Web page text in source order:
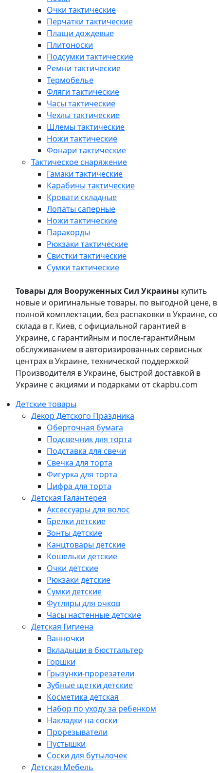
Очки тактические
Перчатки тактические
Плащи дождевые
Плитоноски
Подсумки тактические
Ремни тактические
Термобелье
Фляги тактические
Часы тактические
Чехлы тактические
Шлемы тактические
Ножи тактические
Фонари тактические
Тактическое снаряжение
Гамаки тактические
Карабины тактические
Кровати складные
Лопаты саперные
Ножи тактические
Паракорды
Рюкзаки тактические
Свистки тактические
Сумки тактические
Товары для Вооруженных Сил Украины купить
новые и оригинальные товары, по выгодной цене, в
полной комплектации, без распаковки в Украине, со
склада в г. Киев, с официальной гарантией в
Украине, с гарантийным и после-гарантийным
обслуживанием в авторизированных сервисных
центрах в Украине, технической поддержкой
Производителя в Украине, быстрой доставкой в
Украине с акциями и подарками от ckapbu.com
Детские товары
Декор Детского Праздника
Оберточная бумага
Подсвечник для торта
Подставка для свечи
Свечка для торта
Фигурка для торта
Цифра для торта
Детская Галантерея
Аксессуары для волос
Брелки детские
Зонты детские
Канцтовары детские
Кошельки детские
Очки детские
Рюкзаки детские
Сумки детские
Футляры для очков
Часы настенные детские
Детская Гигиена
Ванночки
Вкладыши в бюстгальтер
Горшки
Грызунки-прорезатели
Зубные щетки детские
Косметика детская
Набор по уходу за ребенком
Накладки на соски
Прорезыватели
Пустышки
Соски для бутылочек
Детская Мебель